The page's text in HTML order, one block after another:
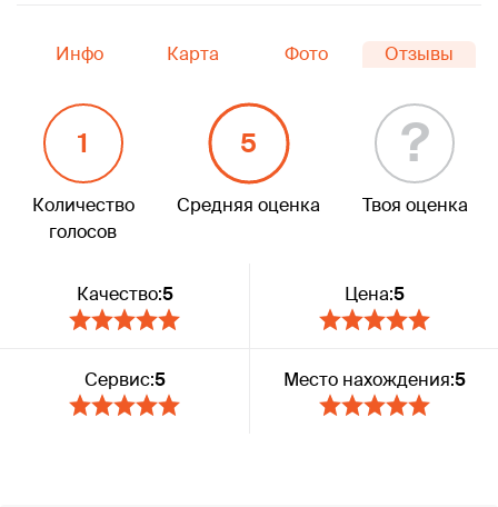
Инфо Карта Фото Отзывы
1
Количество
голосов
5
Средняя оценка
?
Твоя оценка
Качество:5 Цена:5
Сервис:5 Место нахождения:5